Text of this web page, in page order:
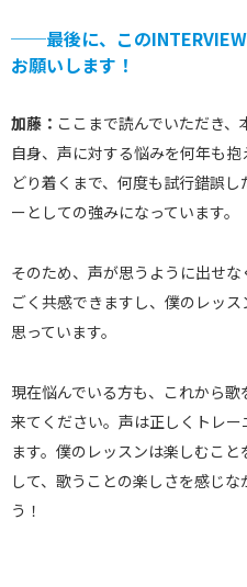
──最後に、この
お願いします！
加藤： ここまで読んでいただき
自身、声に対する悩みを何年も
どり着くまで、何度も試行錯誤
ーとしての強みになっています。
そのため、声が思うように出せ
ごく共感できますし、僕のレッ
思っています。
現在悩んでいる方も、これから
来てください。声は正しくトレ
ます。僕のレッスンは楽しむこ
して、歌うことの楽しさを感じ
う！